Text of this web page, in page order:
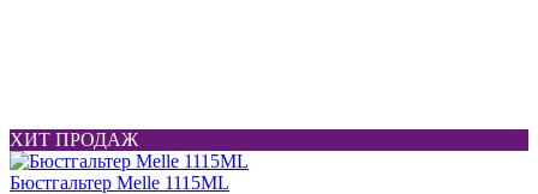
ХИТ ПРОДАЖ
Бюстгальтер Melle 1115ML